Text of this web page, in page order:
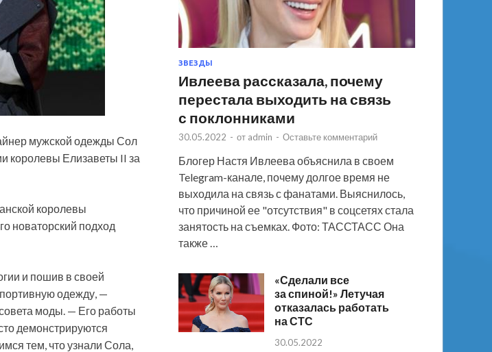
мужской одежды Сол
королевы Елизаветы II за
королевы
новаторский подход
и пошив в своей
одежду, —
моды. — Его работы
демонстрируются
тем, что узнали Сола,
ЗВЕЗДЫ
Ивлеева рассказала, почему
перестала выходить на связь
с поклонниками
30.05.2022 - от admin - Оставьте комментарий
Блогер Настя Ивлеева объяснила в своем
Telegram-канале, почему долгое время не
выходила на связь с фанатами. Выяснилось,
что причиной ее "отсутствия" в соцсетях стала
занятость на съемках. Фото: ТАССТАСС Она
также …
«Сделали все
за спиной!» Летучая
отказалась работать
на СТС
30.05.2022